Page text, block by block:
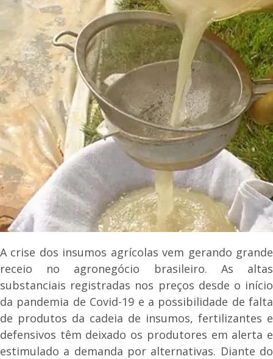
A crise dos insumos agrícolas vem gerando grande
receio no agronegócio brasileiro. As altas
substanciais registradas nos preços desde o início
da pandemia de Covid-19 e a possibilidade de falta
de produtos da cadeia de insumos, fertilizantes e
defensivos têm deixado os produtores em alerta e
estimulado a demanda por alternativas. Diante do